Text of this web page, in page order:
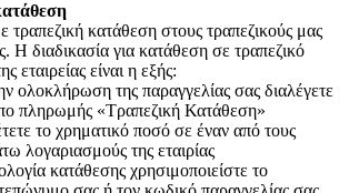
τραπεζική κατάθεση στους τραπεζικούς μας
Η διαδικασία για κατάθεση σε τραπεζικό
εταιρείας είναι η εξής:
ολοκλήρωση της παραγγελίας σας διαλέγετε
πληρωμής «Τραπεζική Κατάθεση»
το χρηματικό ποσό σε έναν από τους
λογαριασμούς της εταιρίας
κατάθεσης χρησιμοποιείστε το